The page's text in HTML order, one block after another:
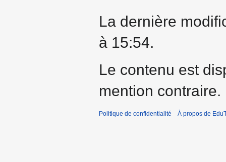
La dernière
à 15:54.
Le contenu est
mention contraire.
Politique de confidentialité À propos de